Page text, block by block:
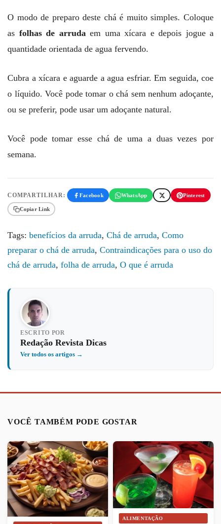
O modo de preparo deste chá é muito simples. Coloque
as folhas de arrudaem uma xícara e depois jogue a
quantidade orientada de agua fervendo.
Cubra a xícara e aguarde a agua esfriar. Em seguida, coe
o líquido. Você pode tomar o chá sem nenhum adoçante,
ou se preferir, pode usar um adoçante natural.
Você pode tomar esse chá de uma a duas vezes por
semana.
COMPARTILHAR: Facebook WhatsApp Pinterest
Copiar Link
Tags: benefícios da arruda, Chá de arruda, Como
preparar o chá de arruda, Contraindicações para o uso do
chá de arruda, folha de arruda, O que é arruda
ESCRITO POR
Redação Revista Dicas
Ver todos os artigos →
VOCÊ TAMBÉM PODE GOSTAR
ALIMENTAÇÃO